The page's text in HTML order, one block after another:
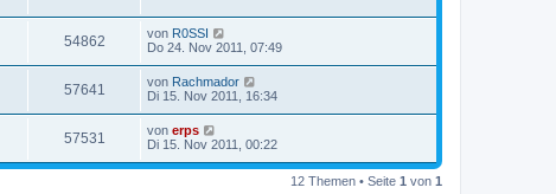
54862 von R0SSI
Do 24. Nov 2011, 07:49
57641 von Rachmador
Di 15. Nov 2011, 16:34
57531 von erps
Di 15. Nov 2011, 00:22
12 Themen • Seite 1 von 1